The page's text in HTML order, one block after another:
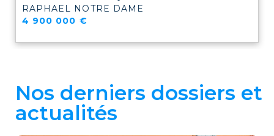
RAPHAEL NOTRE DAME
4 900 000 €
Nos derniers dossiers et
actualités